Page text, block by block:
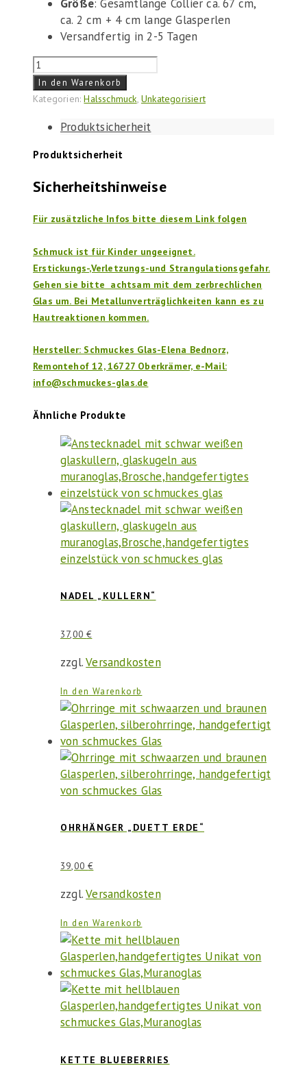
Größe: Gesamtlänge Collier ca. 67 cm,
ca. 2 cm + 4 cm lange Glasperlen
Versandfertig in 2-5 Tagen
Collier
"Grau-
Gelb"
In den Warenkorb
Kategorien:Halsschmuck,Unkategorisiert
Produktsicherheit
Produktsicherheit
Sicherheitshinweise
Für zusätzliche Infos bitte diesem Link folgen
Schmuck ist für Kinder ungeeignet.
Erstickungs-,Verletzungs-und Strangulationsgefahr.
Gehen sie bitte achtsam mit dem zerbrechlichen
Glas um. Bei Metallunverträglichkeiten kann es zu
Hautreaktionen kommen.
Hersteller: Schmuckes Glas-Elena Bednorz,
Remontehof 12, 16727 Oberkrämer, e-Mail:
info@schmuckes-glas.de
Ähnliche Produkte
NADEL „KULLERN“
37,00€
zzgl.Versandkosten
In den Warenkorb
OHRHÄNGER „DUETT ERDE“
39,00€
zzgl.Versandkosten
In den Warenkorb
KETTE BLUEBERRIES